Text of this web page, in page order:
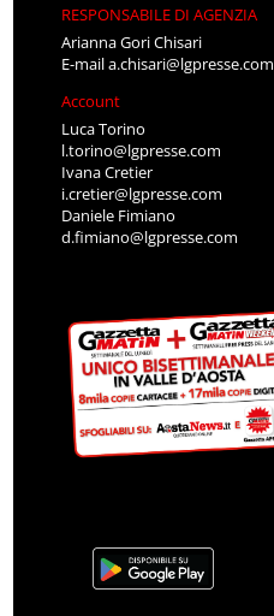
RESPONSABILE DI AGENZIA
Arianna Gori Chisari
E-maila.chisari@lgpresse.com
Account
Luca Torino
l.torino@lgpresse.com
Ivana Cretier
i.cretier@lgpresse.com
Daniele Fimiano
d.fimiano@lgpresse.com